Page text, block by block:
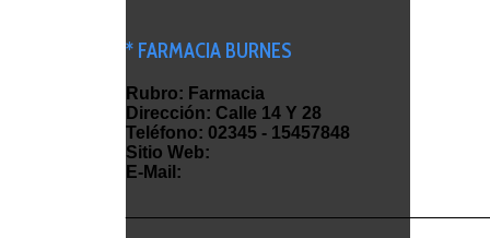
* FARMACIA BURNES
Rubro: Farmacia
Dirección: Calle 14 Y 28
Teléfono: 02345 - 15457848
Sitio Web:
E-Mail: